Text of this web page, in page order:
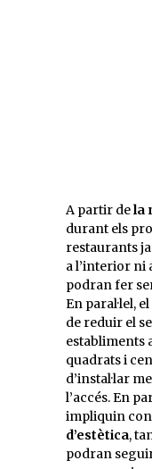
A partir dela
durant els
restaurants ja
a l’interior ni
podran fer
En paral·lel,
de reduir el
establiments
quadrats i
d’instal·lar
l’accés. En
impliquin
d’estètica,
podran